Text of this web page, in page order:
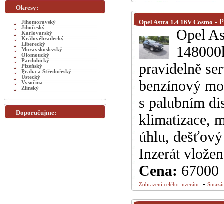
Opel Astra 1.4 16V Cosmo -
Opel
pravidelně
benzínový
s palubním
klimatizace,
úhlu,
Inzerát
Cena: 67000
Zobrazení celého inzerátu -
Okresy:
Jihomoravský
Jihočeský
Karlovarský
Královéhradecký
Liberecký
Moravskoslezský
Olomoucký
Pardubický
Plzeňský
Praha a Středočeský
Ústecký
Vysočina
Zlínský
Doporučujme: